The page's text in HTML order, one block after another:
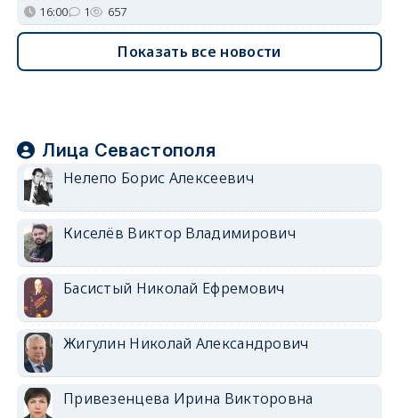
16:00 1 657
Показать все новости
Лица Севастополя
Нелепо Борис Алексеевич
Киселёв Виктор Владимирович
Басистый Николай Ефремович
Жигулин Николай Александрович
Привезенцева Ирина Викторовна